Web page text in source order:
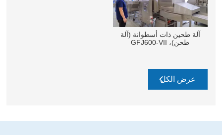
آلة طحين ذات أسطوانة (آلة
طحن)، GFJ600-VII
عرض الكل